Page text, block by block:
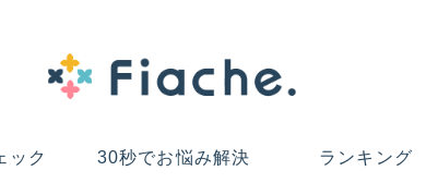
ック 30秒でお悩み解決 ランキング